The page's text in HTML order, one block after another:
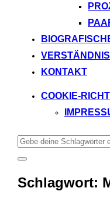
VERSTÄNDNIS
KONTAKT
COOKIE-
Suchen
nach:
Seitenleiste
Navigation
umschalten
Schlagwort: